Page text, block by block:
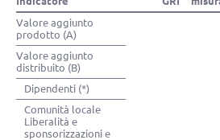
Valore aggiunto
prodotto (A)
Valore aggiunto
distribuito (B)
Dipendenti (*)
Comunità locale
Liberalità e
sponsorizzazioni e